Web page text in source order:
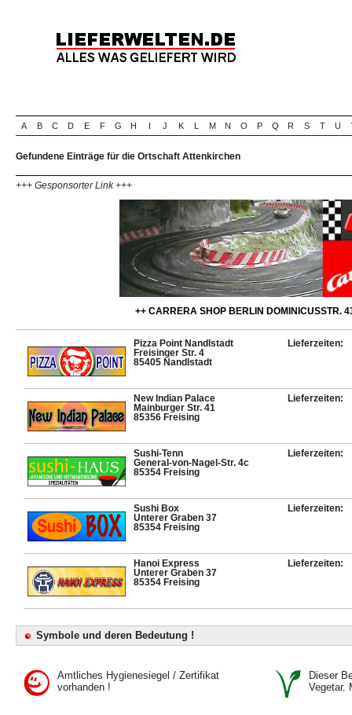
A B C D E F G H I J K L M N O P Q R S T U
Gefundene Einträge für die Ortschaft Attenkirchen
+++ Gesponsorter Link +++
++ CARRERA SHOP BERLIN DOMINICUSSTR.
Pizza Point Nandlstadt
Freisinger Str. 4
85405 Nandlstadt
Lieferzeiten:
New Indian Palace
Mainburger Str. 41
85356 Freising
Lieferzeiten:
Sushi-Tenn
General-von-Nagel-Str. 4c
85354 Freising
Lieferzeiten:
Sushi Box
Unterer Graben 37
85354 Freising
Lieferzeiten:
Hanoi Express
Unterer Graben 37
85354 Freising
Lieferzeiten:
Symbole und deren Bedeutung !
Amtliches Hygienesiegel / Zertifikat
vorhanden !
Dieser
Vegetar.